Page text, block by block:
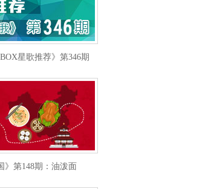
星歌推荐》第346期
》第148期：油泼面